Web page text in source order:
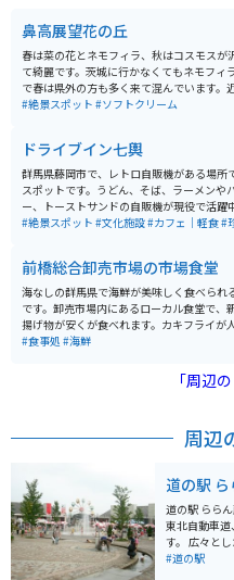
鼻高展望花の丘
春は菜の花とネモフィラ、秋はコスモスが
て綺麗です。茨城に行かなくてもネモフィ
で春は県外の方も多く来て混んでいます。
あり、アイスを食べられます。山を上って
#絶景スポット #ソフトクリーム
ドライブイン七輿
群馬県藤岡市で、レトロ自販機がある場所
スポットです。うどん、そば、ラーメンや
ー、トーストサンドの自販機が現役で活躍
トインスペースも有るのでゆっくり食べる
輿の裏には七輿山古墳も有るので、ゆっく
るスポットになっています。
#絶景スポット #文化施設#カフェ｜軽食#
前橋総合卸売市場の市場食堂
海なしの群馬県で海鮮が美味しく食べられ
です。卸売市場内にあるローカル食堂で、
揚げ物が安くが食べれます。カキフライが人
場で働くおじさんたちの憩いの場で、和気
おばちゃんが最後お会計をしてくれる形式
築地市場などのように観光地化していない
#食事処 #海鮮
「周辺
周辺
道の駅
道の駅 らら
東北自動車
す。 広々とした敷地の施設には、地元の新鮮な農産物が
購入できる「
#道の駅